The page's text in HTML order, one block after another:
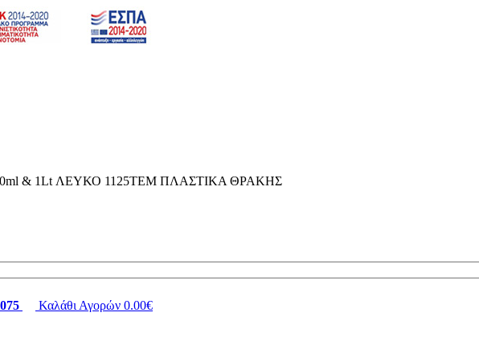
Καλάθι Αγορών 0.00€
& 1Lt ΛΕΥΚΟ 1125ΤΕΜ ΠΛΑΣΤΙΚΑ ΘΡΑΚΗΣ